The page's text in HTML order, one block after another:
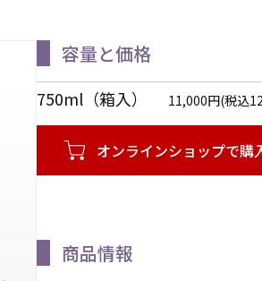
容量と価格
750ml（箱入） 11,000円(税込
オンラインショップで購
商品情報